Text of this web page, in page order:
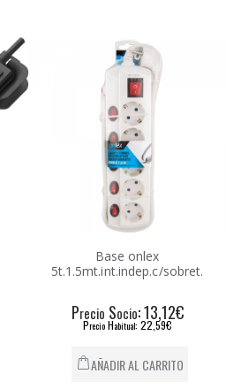
Base onlex
5t.1.5mt.int.indep.c/sobret.
Precio Socio: 13,12€
PrecioHabitual: 22,59€
AÑADIR AL CARRITO